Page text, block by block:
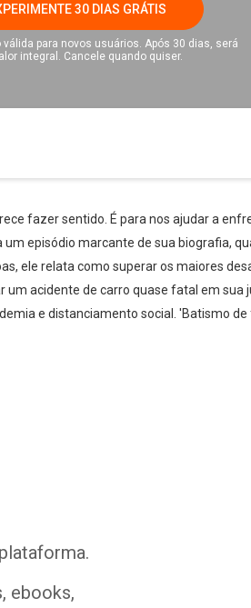
30 DIAS GRÁTIS
válida para novos usuários. Após 30 dias, será
integral. Cancele quando quiser.
fazer sentido. É para nos ajudar a
episódio marcante de sua biografia,
ele relata como superar os maiores
acidente de carro quase fatal em
e distanciamento social. 'Batismo
ebooks,